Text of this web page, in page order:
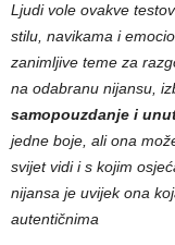
Ljudi vole ovakve
stilu, navikama i
zanimljive teme za
na odabranu nijansu,
samopouzdanje i
jedne boje, ali ona
svijet vidi i s kojim
nijansa je uvijek ona
autentičnima